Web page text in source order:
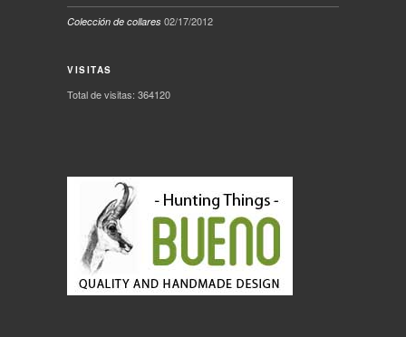
Colección de collares 02/17/2012
VISITAS
Total de visitas: 364120